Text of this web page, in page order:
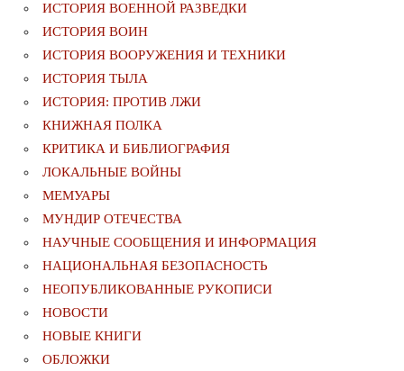
ИСТОРИЯ ВОЕННОЙ РАЗВЕДКИ
ИСТОРИЯ ВОИН
ИСТОРИЯ ВООРУЖЕНИЯ И ТЕХНИКИ
ИСТОРИЯ ТЫЛА
ИСТОРИЯ: ПРОТИВ ЛЖИ
КНИЖНАЯ ПОЛКА
КРИТИКА И БИБЛИОГРАФИЯ
ЛОКАЛЬНЫЕ ВОЙНЫ
МЕМУАРЫ
МУНДИР ОТЕЧЕСТВА
НАУЧНЫЕ СООБЩЕНИЯ И ИНФОРМАЦИЯ
НАЦИОНАЛЬНАЯ БЕЗОПАСНОСТЬ
НЕОПУБЛИКОВАННЫЕ РУКОПИСИ
НОВОСТИ
НОВЫЕ КНИГИ
ОБЛОЖКИ